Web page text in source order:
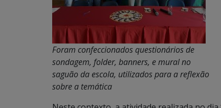
Foram confeccionados questionários de
sondagem, folder, banners, e mural no
saguão da escola, utilizados para a reflexão
sobre a temática